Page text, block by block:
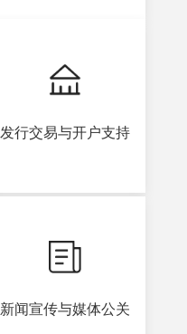
发行交易与开户支持
新闻宣传与媒体公关